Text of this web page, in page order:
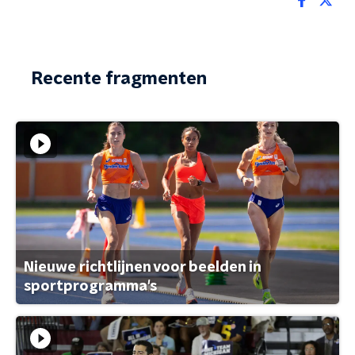
Recente fragmenten
Nieuwe richtlijnen voor beelden in
sportprogramma's